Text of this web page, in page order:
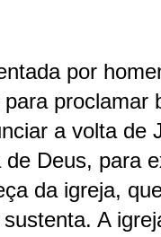
por
proclamar
a volta de
Deus, para
da igreja,
A